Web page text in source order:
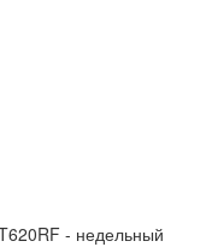
- недельный